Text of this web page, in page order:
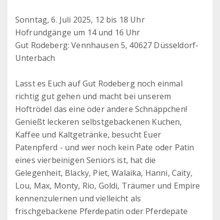
Sonntag, 6. Juli 2025, 12 bis 18 Uhr
Hofrundgänge um 14 und 16 Uhr
Gut Rodeberg: Vennhausen 5, 40627 Düsseldorf-
Unterbach
Lasst es Euch auf Gut Rodeberg noch einmal
richtig gut gehen und macht bei unserem
Hoftrödel das eine oder andere Schnäppchen!
Genießt leckeren selbstgebackenen Kuchen,
Kaffee und Kaltgetränke, besucht Euer
Patenpferd - und wer noch kein Pate oder Patin
eines vierbeinigen Seniors ist, hat die
Gelegenheit, Blacky, Piet, Walaika, Hanni, Caity,
Lou, Max, Monty, Rio, Goldi, Träumer und Empire
kennenzulernen und vielleicht als
frischgebackene Pferdepatin oder Pferdepate